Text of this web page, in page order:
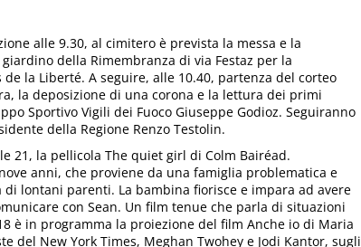
alle 9.30, al cimitero è prevista la messa e la
della Rimembranza di via Festaz per la
la Liberté. A seguire, alle 10.40, partenza del corteo
la deposizione di una corona e la lettura dei primi
Sportivo Vigili dei Fuoco Giuseppe Godioz. Seguiranno
della Regione Renzo Testolin.
21, la pellicola The quiet girl di Colm Bairéad.
anni, che proviene da una famiglia problematica e
lontani parenti. La bambina fiorisce e impara ad avere
con Sean. Un film tenue che parla di situazioni
è in programma la proiezione del film Anche io di Maria
del New York Times, Meghan Twohey e Jodi Kantor, sugli